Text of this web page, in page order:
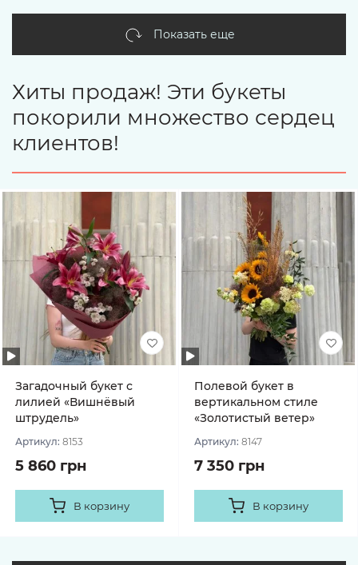
Показать еще
Хиты продаж! Эти букеты
покорили множество сердец
клиентов!
Загадочный букет с
лилией «Вишнёвый
штрудель»
Артикул: 8153
5 860 грн
В корзину
Полевой букет в
вертикальном стиле
«Золотистый ветер»
Артикул: 8147
7 350 грн
В корзину